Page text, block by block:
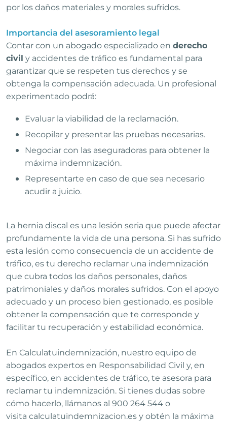
por los daños materiales y morales sufridos.
Importancia del asesoramiento legal
Contar con un abogado especializado en derecho
civil y accidentes de tráfico es fundamental para
garantizar que se respeten tus derechos y se
obtenga la compensación adecuada. Un profesional
experimentado podrá:
Evaluar la viabilidad de la reclamación.
Recopilar y presentar las pruebas necesarias.
Negociar con las aseguradoras para obtener la
máxima indemnización.
Representarte en caso de que sea necesario
acudir a juicio.
La hernia discal es una lesión seria que puede afectar
profundamente la vida de una persona. Si has sufrido
esta lesión como consecuencia de un accidente de
tráfico, es tu derecho reclamar una indemnización
que cubra todos los daños personales, daños
patrimoniales y daños morales sufridos. Con el apoyo
adecuado y un proceso bien gestionado, es posible
obtener la compensación que te corresponde y
facilitar tu recuperación y estabilidad económica.
En Calculatuindemnización, nuestro equipo de
abogados expertos en Responsabilidad Civil y, en
específico, en accidentes de tráfico, te asesora para
reclamar tu indemnización. Si tienes dudas sobre
cómo hacerlo, llámanos al 900 264 544 o
visita calculatuindemnizacion.es y obtén la máxima